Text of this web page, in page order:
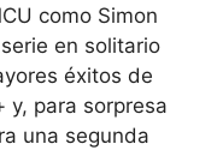
como Simon
en solitario
éxitos de
y, para sorpresa
una segunda